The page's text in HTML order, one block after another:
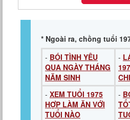
* Ngoài ra, chồng tuổi
- BÓI TÌNH YÊU
QUA NGÀY THÁNG
NĂM SINH
-
- XEM TUỔI 1975
HỢP LÀM ĂN VỚI
TUỔI NÀO
-